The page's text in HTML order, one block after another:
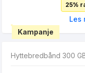
25%
Les
Kampanje
Hyttebredbånd 300